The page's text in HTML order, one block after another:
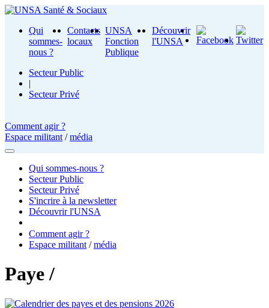
Qui
sommes-
nous ?
Contacts
locaux
UNSA
Fonction
Publique
Découvrir
l'UNSA
Secteur Public
|
Secteur Privé
Comment agir ?
Espace militant /média
Qui sommes-nous ?
Secteur Public
Secteur Privé
S'incrire à la newsletter
Découvrir l'UNSA
Comment agir ?
Espace militant /média
Paye /